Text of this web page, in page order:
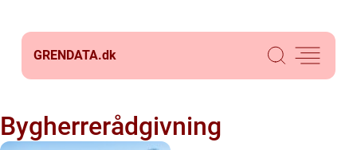
GRENDATA.dk
Bygherrerådgivning